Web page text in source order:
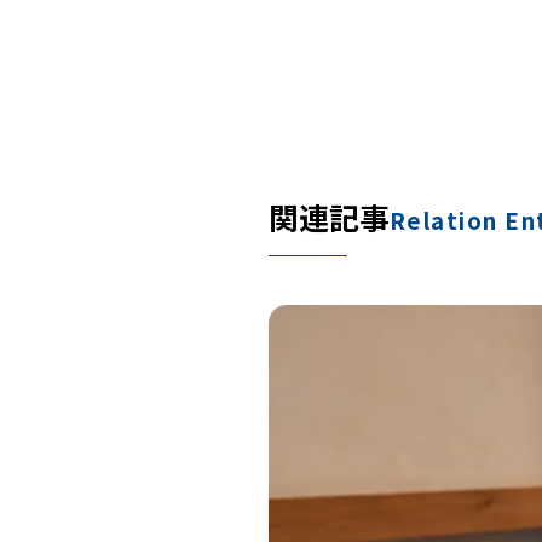
関連記事Relation